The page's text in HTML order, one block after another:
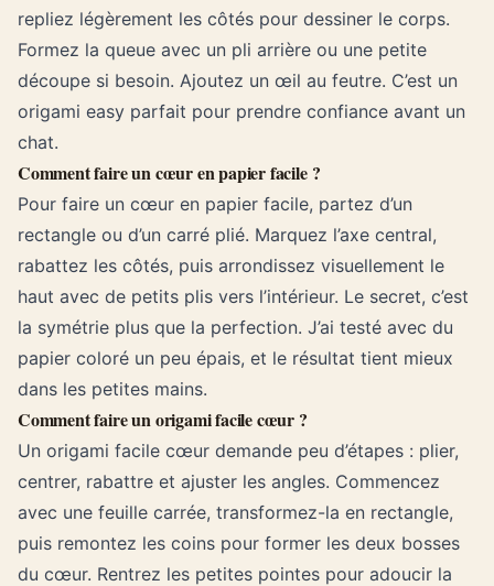
repliez légèrement les côtés pour dessiner le corps.
Formez la queue avec un pli arrière ou une petite
découpe si besoin. Ajoutez un œil au feutre. C’est un
origami easy parfait pour prendre confiance avant un
chat.
Comment faire un cœur en papier facile ?
Pour faire un cœur en papier facile, partez d’un
rectangle ou d’un carré plié. Marquez l’axe central,
rabattez les côtés, puis arrondissez visuellement le
haut avec de petits plis vers l’intérieur. Le secret, c’est
la symétrie plus que la perfection. J’ai testé avec du
papier coloré un peu épais, et le résultat tient mieux
dans les petites mains.
Comment faire un origami facile cœur ?
Un origami facile cœur demande peu d’étapes : plier,
centrer, rabattre et ajuster les angles. Commencez
avec une feuille carrée, transformez-la en rectangle,
puis remontez les coins pour former les deux bosses
du cœur. Rentrez les petites pointes pour adoucir la